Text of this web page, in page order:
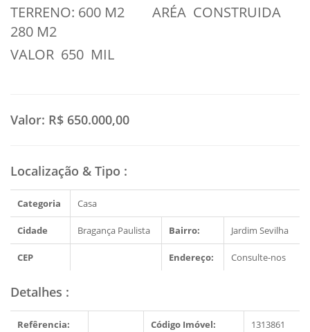
TERRENO: 600 M2 ARÉA CONSTRUIDA
280 M2
VALOR 650 MIL
Valor: R$ 650.000,00
Localização & Tipo :
Categoria Casa
Cidade Bragança Paulista Bairro: Jardim Sevilha
CEP Endereço: Consulte-nos
Detalhes :
Refêrencia: Código Imóvel: 1313861